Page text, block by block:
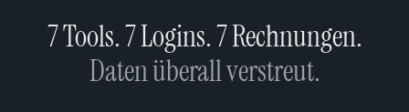
7 Tools. 7 Logins. 7 Rechnungen.
Daten überall verstreut.